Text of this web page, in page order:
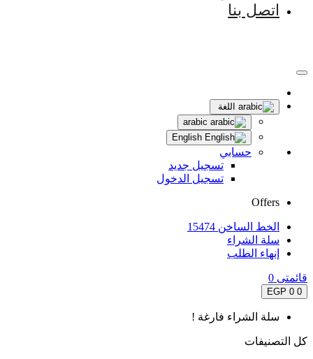
اتصل بنا
اللغة
حسابي
تسجيل جديد
تسجيل الدخول
Offers
الخط الساخن 15474
سلة الشراء
إنهاء الطلب
قائمتى 0
0
0 EGP
سلة الشراء فارغة !
كل التصنيفات